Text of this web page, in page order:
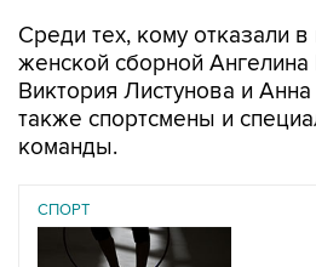
Среди тех, кому отказали
женской сборной
Виктория Листунова и
также спортсмены и
команды.
СПОРТ